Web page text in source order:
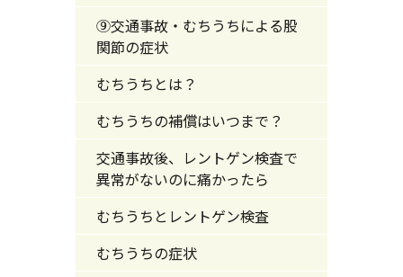
⑨交通事故・むちうちによる股
関節の症状
むちうちとは？
むちうちの補償はいつまで？
交通事故後、レントゲン検査で
異常がないのに痛かったら
むちうちとレントゲン検査
むちうちの症状